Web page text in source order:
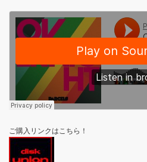
ご購入リンクはこちら！